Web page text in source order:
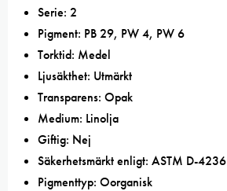
Serie: 2
Pigment: PB 29, PW 4, PW 6
Torktid: Medel
Ljusäkthet: Utmärkt
Transparens: Opak
Medium: Linolja
Giftig: Nej
Säkerhetsmärkt enligt: ASTM D-4236
Pigmenttyp: Oorganisk